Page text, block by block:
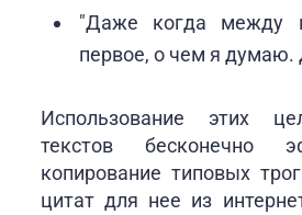
"Даже когда между
первое, о чем я думаю.
Использование этих
текстов бесконечно
копирование типовых
цитат для нее из